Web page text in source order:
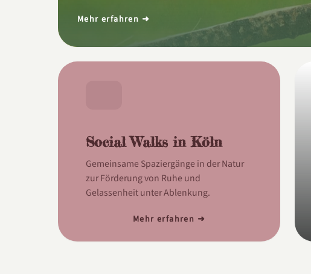
Mehr erfahren ➜
Social Walks in Köln
Gemeinsame Spaziergänge in der Natur
zur Förderung von Ruhe und
Gelassenheit unter Ablenkung.
Mehr erfahren ➜